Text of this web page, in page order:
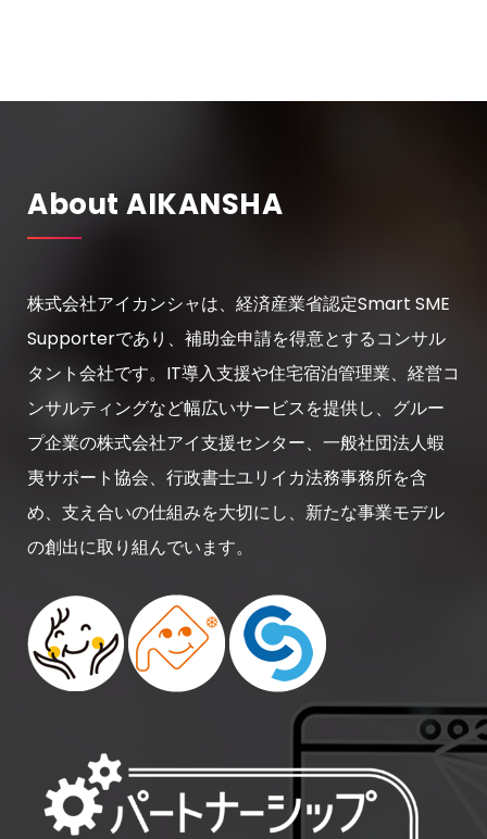
About AIKANSHA
株式会社アイカンシャは、経済産業省認定Smart SME
Supporterであり、補助金申請を得意とするコンサル
タント会社です。IT導入支援や住宅宿泊管理業、経営コ
ンサルティングなど幅広いサービスを提供し、グルー
プ企業の株式会社アイ支援センター、一般社団法人蝦
夷サポート協会、行政書士ユリイカ法務事務所を含
め、支え合いの仕組みを大切にし、新たな事業モデル
の創出に取り組んでいます。